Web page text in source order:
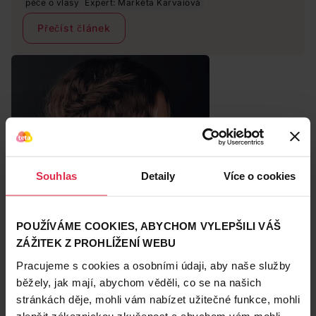
Souhlas Detaily Více o cookies
POUŽÍVÁME COOKIES, ABYCHOM VYLEPŠILI VÁŠ
ZÁŽITEK Z PROHLÍŽENÍ WEBU
Pracujeme s cookies a osobními údaji, aby naše služby
běžely, jak mají, abychom věděli, co se na našich
stránkách děje, mohli vám nabízet užitečné funkce, mohli
Pokud nemáte čas své vlasy rozmazlovat, vyhněte se
alespoň nejčastějším zlozvykům, kterými vlasy den za
dnem postupně ničíte. Které to jsou?
péče o vlasy Expert: Markéta Karvaiová
Přečíst článek
Krep na vlasech je žádoucí, když ho máte